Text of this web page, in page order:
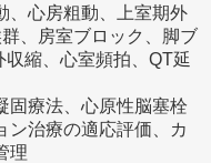
、心房粗動、上室期外
、房室ブロック、脚ブ
縮、心室頻拍、QT延
固療法、心原性脳塞栓
ン治療の適応評価、カ
理